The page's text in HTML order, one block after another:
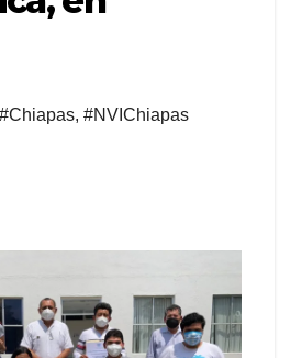
#Chiapas, #NVIChiapas